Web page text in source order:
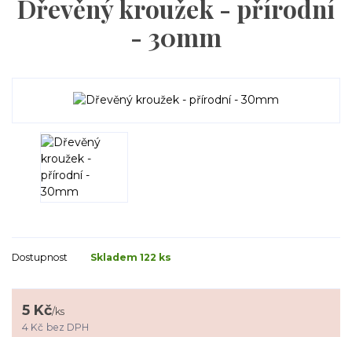
Dřevěný kroužek - přírodní
- 30mm
Dostupnost Skladem 122 ks
5 Kč/ks
4 Kč bez DPH